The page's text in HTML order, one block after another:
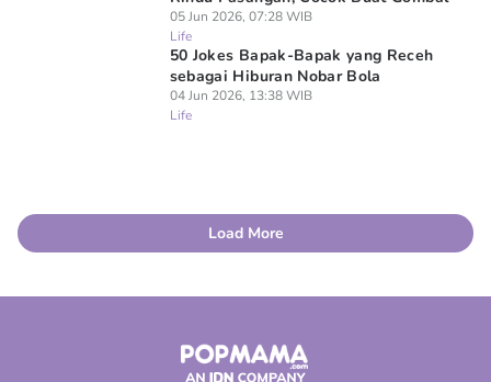
05 Jun 2026, 07:28 WIB
Life
50 Jokes Bapak-Bapak yang Receh
sebagai Hiburan Nobar Bola
04 Jun 2026, 13:38 WIB
Life
Load More